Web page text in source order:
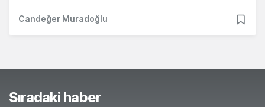
Candeğer Muradoğlu
Sıradaki haber